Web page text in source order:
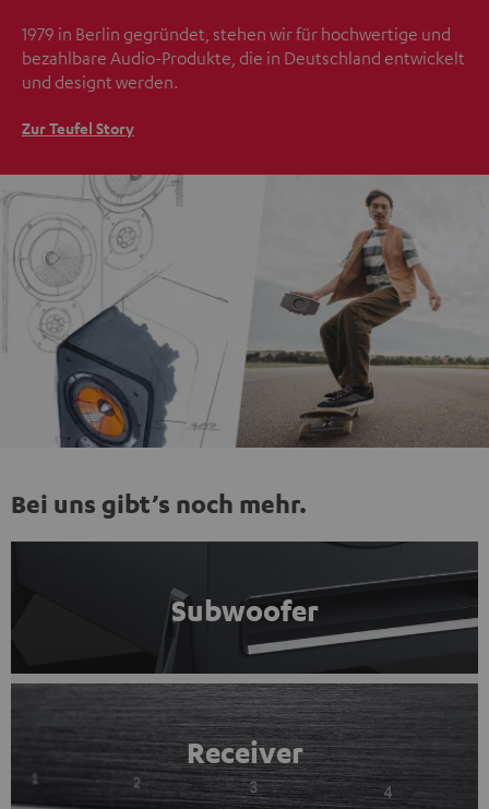
1979 in Berlin gegründet, stehen wir für hochwertige und
bezahlbare Audio-Produkte, die in Deutschland entwickelt
und designt werden.
Zur Teufel Story
Bei uns gibt’s noch mehr.
Subwoofer
Receiver